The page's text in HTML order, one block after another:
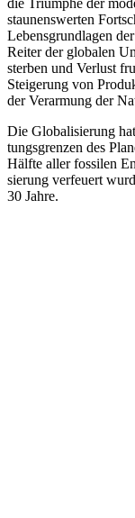
staunens­werten
Lebens­grund­lagen
Reiter der globalen
sterben und Verlust
Steigerung von
der Verarmung der
Die Globa­li­sierung
tungs­grenzen des
Hälfte aller fossilen
sierung verfeuert
30 Jahre.